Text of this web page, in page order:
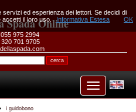
Spada Online
975 2994
701 9705
i guidobono
ed esperienza dei lettori. Se decidi di
il loro uso.
Informativa Estesa OK